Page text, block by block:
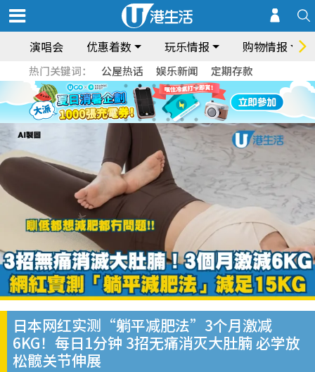
演唱会 优惠着数 玩乐情报 购物情报
热门关键词： 公屋热话 娱乐新闻 定期存款
日本网红实测“躺平减肥法”3个月激减
6KG！每日1分钟 3招无痛消灭大肚腩 必学放
松髋关节伸展